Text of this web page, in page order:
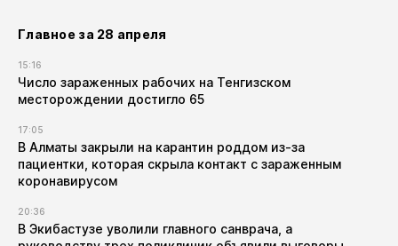
Главное за 28 апреля
15:16
Число зараженных рабочих на Тенгизском
месторождении достигло 65
17:05
В Алматы закрыли на карантин роддом из-за
пациентки, которая скрыла контакт с зараженным
коронавирусом
20:36
В Экибастузе уволили главного санврача, а